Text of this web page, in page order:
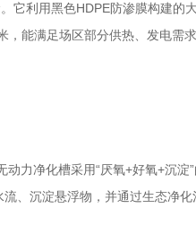
它利用黑色HDPE防渗膜构建
能满足场区部分供热、发电
力净化槽采用“厌氧+好氧+沉
、沉淀悬浮物，并通过生态净